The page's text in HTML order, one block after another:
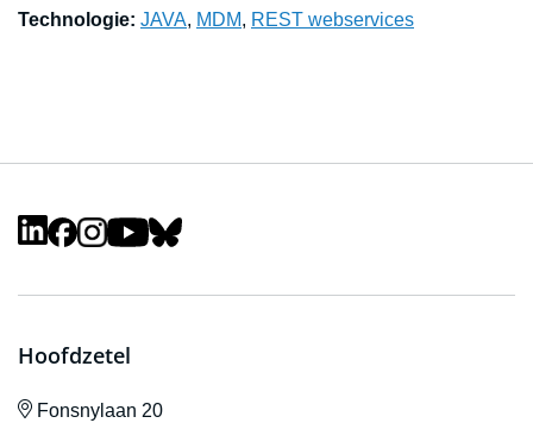
Technologie: JAVA, MDM, REST webservices
Hoofdzetel
icône de localisation
Fonsnylaan 20